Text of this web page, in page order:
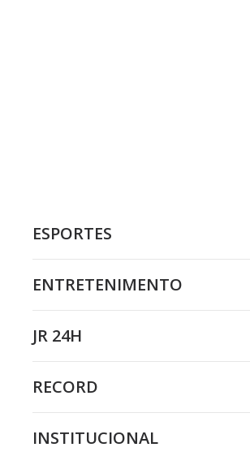
ESPORTES
ENTRETENIMENTO
JR 24H
RECORD
INSTITUCIONAL